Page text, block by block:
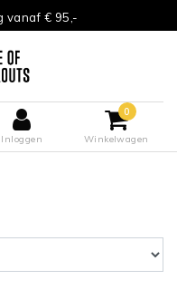
vanaf € 95,-
Inloggen
0
Winkelwagen